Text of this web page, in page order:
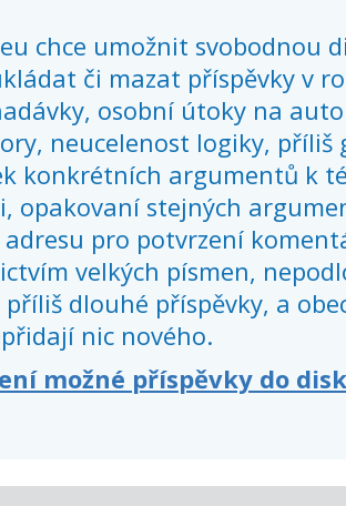
chce umožnit svobodnou
či mazat příspěvky v
osobní útoky na
neucelenost logiky, příliš
konkrétních argumentů k
opakovaní stejných
pro potvrzení
velkých písmen,
příliš dlouhé příspěvky, a
nic nového.
možné příspěvky do